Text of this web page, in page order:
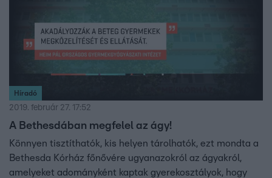
Híradó
2019. február 27. 17:52
A Bethesdában megfelel az ágy!
Könnyen tisztíthatók, kis helyen tárolhatók, ezt mondta a
Bethesda Kórház főnővére ugyanazokról az ágyakról,
amelyeket adományként kaptak gyerekosztályok, hogy